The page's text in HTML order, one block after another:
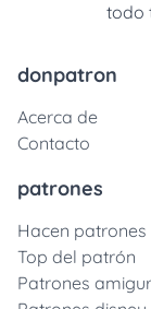
todo
donpatron
Acerca de
Contacto
patrones
Hacen patrones
Top del patrón
Patrones